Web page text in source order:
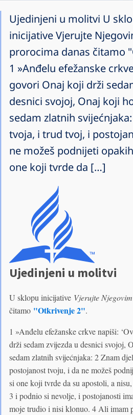
Ujedinjeni u molitvi U
inicijative Vjerujte
prorocima danas čitamo
1 »Anđelu efežanske
govori Onaj koji drži
desnici svojoj, Onaj koji
sedam zlatnih
tvoja, i trud tvoj, i
ne možeš podnijeti
one koji tvrde da […]
Ujedinjeni u molitvi
U sklopu inicijative Vjerujte
čitamo "Otkrivenje 2".
1 »Anđelu efežanske crkve napiši:
drži sedam zvijezda u desnici svojoj,
sedam zlatnih svijećnjaka: 2 Znam
postojanost tvoju, i da ne možeš
si one koji tvrde da su apostoli, a
3 i podnio si nevolje, i postojanosti
moje trudio i nisi klonuo. 4 Ali imam